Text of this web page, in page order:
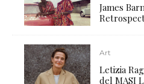
James
Art
Letizia
del MASI